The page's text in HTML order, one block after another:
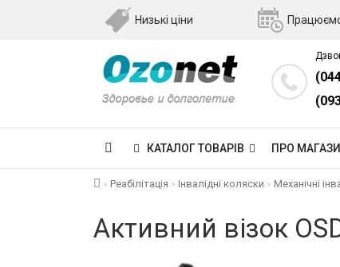
Низькі ціни
КАТАЛОГ ТОВАРІВ ПРО
Реабілітація Інвалідні коляски Механічні
Активний візок